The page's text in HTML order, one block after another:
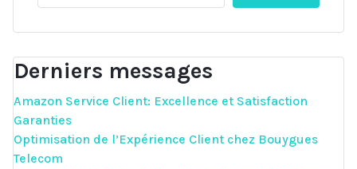
Derniers messages
Amazon Service Client: Excellence et Satisfaction
Garanties
Optimisation de l’Expérience Client chez Bouygues
Telecom